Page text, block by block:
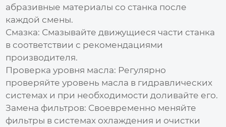
абразивные материалы со станка после
каждой смены.
Смазка: Смазывайте движущиеся части станка
в соответствии с рекомендациями
производителя.
Проверка уровня масла: Регулярно
проверяйте уровень масла в гидравлических
системах и при необходимости доливайте его.
Замена фильтров: Своевременно меняйте
фильтры в системах охлаждения и очистки